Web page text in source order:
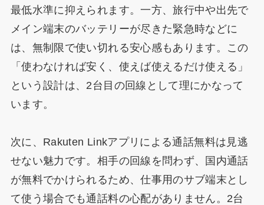
最低水準に抑えられます。一方、旅行中や出先で
メイン端末のバッテリーが尽きた緊急時などに
は、無制限で使い切れる安心感もあります。この
「使わなければ安く、使えば使えるだけ使える」
という設計は、2台目の回線として理にかなって
います。
次に、Rakuten Linkアプリによる通話無料は見逃
せない魅力です。相手の回線を問わず、国内通話
が無料でかけられるため、仕事用のサブ端末とし
て使う場合でも通話料の心配がありません。2台